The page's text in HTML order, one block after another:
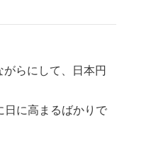
らにして、日本円
日に高まるばかりで